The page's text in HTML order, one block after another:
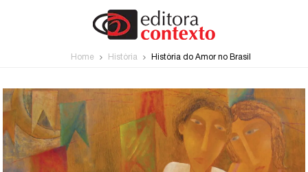
Home História História do Amor no Brasil